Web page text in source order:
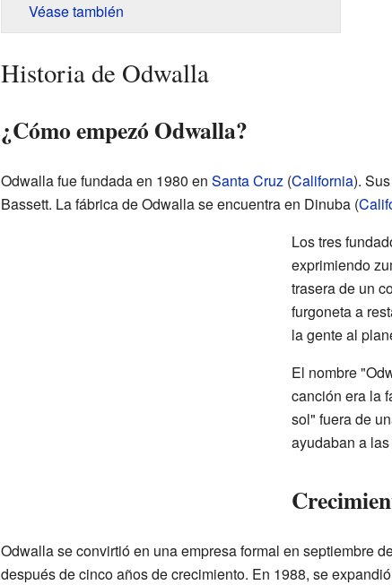
Véase también
Historia de Odwalla
¿Cómo empezó Odwalla?
Odwalla fue fundada en 1980 en Santa Cruz(California).
Bassett. La fábrica de Odwalla se encuentra en Dinuba (
Los tres
exprimiendo
trasera de un
furgoneta a
la gente al
El nombre
canción era la
sol" fuera de
ayudaban a
Odwalla se convirtió en una empresa formal en septiembre
después de cinco años de crecimiento. En 1988, se